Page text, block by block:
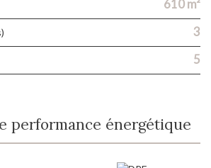
610 m²
3
5
performance énergétique